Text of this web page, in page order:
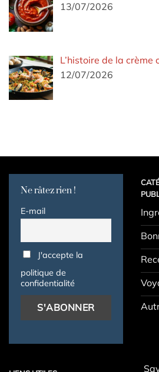
13/07/2026
L’histoire de la crème
12/07/2026
Ne râtez rien !
E-mail
J'accepte la
politique de
confidentialité